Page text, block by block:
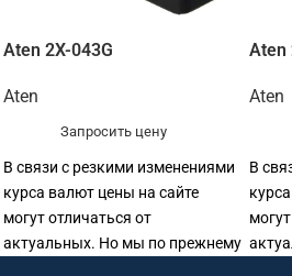
Aten 2X-043G
Aten
Запросить цену
В связи с резкими изменениями
курса валют цены на сайте
могут отличаться от
актуальных. Но мы по прежнему
Aten
Aten
В